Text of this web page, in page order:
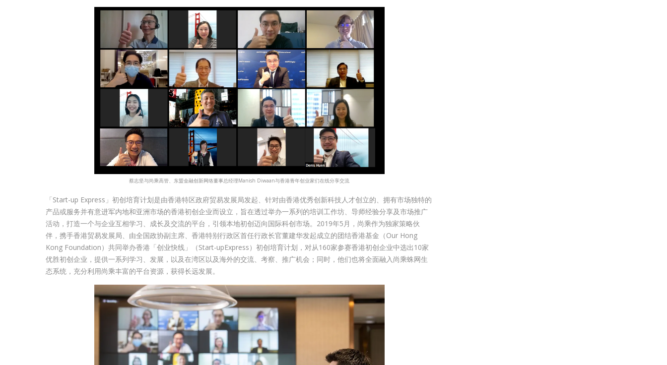
蔡志坚与尚乘高管、东盟金融创新网络董事总经理Manish Diwaan与香港青年创业家们在线分享交流
「Start-up Express」初创培育计划是由香港特区政府贸易发展局发起、针对由香港优秀创新科技人才创立的、拥有市场独特的
产品或服务并有意进军内地和亚洲市场的香港初创企业而设立，旨在透过举办一系列的培训工作坊、导师经验分享及市场推广
活动，打造一个与企业互相学习、成长及交流的平台，引领本地初创迈向国际科创市场。2019年5月，尚乘作为独家策略伙
伴，携手香港贸易发展局、由全国政协副主席、香港特别行政区首任行政长官董建华发起成立的团结香港基金（Our Hong
Kong Foundation）共同举办香港「创业快线」（Start-upExpress）初创培育计划，对从160家参赛香港初创企业中选出10家
优胜初创企业，提供一系列学习、发展，以及在湾区以及海外的交流、考察、推广机会；同时，他们也将全面融入尚乘蛛网生
态系统，充分利用尚乘丰富的平台资源，获得长远发展。